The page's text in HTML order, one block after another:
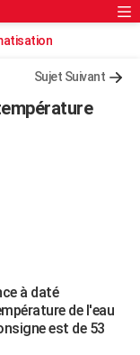
Rechercher
Sujet Suivant
à daté
de l'eau
est de 53